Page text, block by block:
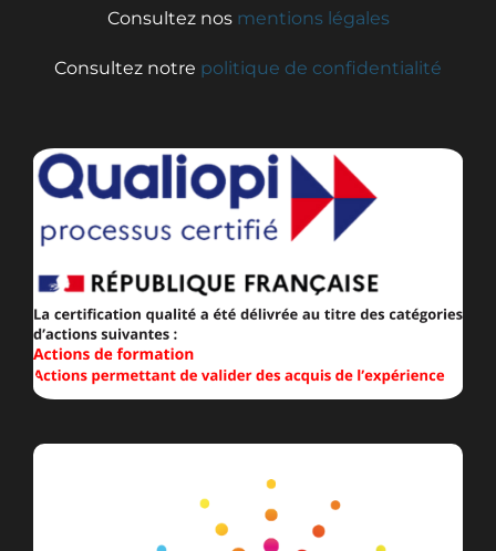
Consultez nos mentions légales
Consultez notre politique de confidentialité